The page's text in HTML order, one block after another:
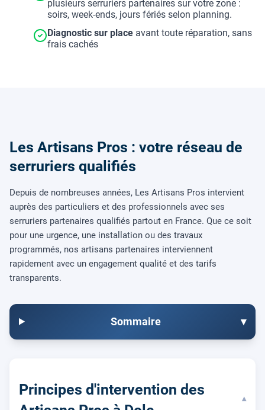
plusieurs serruriers partenaires sur votre zone :
soirs, week-ends, jours fériés selon planning.
Diagnostic sur place avant toute réparation, sans
frais cachés
Les Artisans Pros : votre réseau de
serruriers qualifiés
Depuis de nombreuses années, Les Artisans Pros intervient
auprès des particuliers et des professionnels avec ses
serruriers partenaires qualifiés partout en France. Que ce soit
pour une urgence, une installation ou des travaux
programmés, nos artisans partenaires interviennent
rapidement avec un engagement qualité et des tarifs
transparents.
Sommaire ▾
Principes d'intervention des
▾